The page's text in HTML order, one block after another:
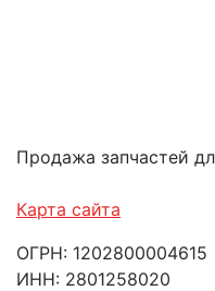
Продажа запчастей
Карта сайта
ОГРН: 1202800004615
ИНН: 2801258020